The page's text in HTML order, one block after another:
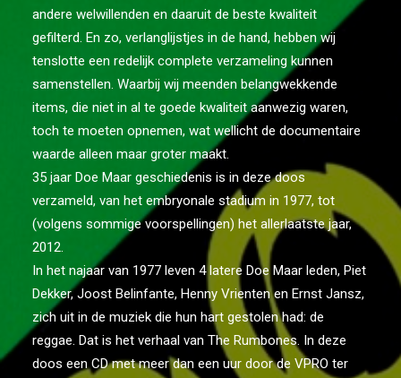
andere welwillenden en daaruit de beste kwaliteit
gefilterd. En zo, verlanglijstjes in de hand, hebben wij
tenslotte een redelijk complete verzameling kunnen
samenstellen. Waarbij wij meenden belangwekkende
items, die niet in al te goede kwaliteit aanwezig waren,
toch te moeten opnemen, wat wellicht de documentaire
waarde alleen maar groter maakt.
35 jaar Doe Maar geschiedenis is in deze doos
verzameld, van het embryonale stadium in 1977, tot
(volgens sommige voorspellingen) het allerlaatste jaar,
2012.
In het najaar van 1977 leven 4 latere Doe Maar leden, Piet
Dekker, Joost Belinfante, Henny Vrienten en Ernst Jansz,
zich uit in de muziek die hun hart gestolen had: de
reggae. Dat is het verhaal van The Rumbones. In deze
doos een CD met meer dan een uur door de VPRO ter